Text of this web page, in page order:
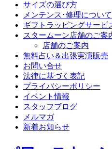
サイズの選び方
メンテンス･修理について
ギフトラッピングサービ
スタームーン店舗のご案
店舗のご案内
無料占い＆出張実演販売
お問い合せ
法律に基づく表記
プライバシーポリシー
イベント情報
スタッフブログ
メルマガ
新着お知らせ